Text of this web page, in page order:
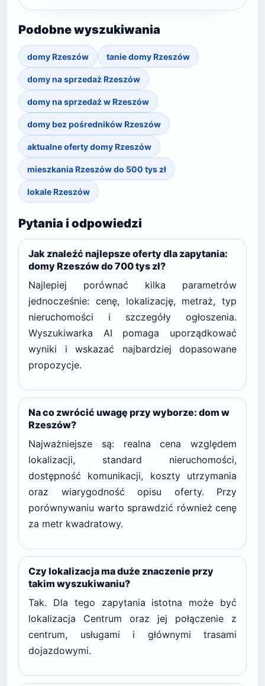
Podobne wyszukiwania
domy Rzeszów tanie domy Rzeszów
domy na sprzedaż Rzeszów
domy na sprzedaż w Rzeszów
domy bez pośredników Rzeszów
aktualne oferty domy Rzeszów
mieszkania Rzeszów do 500 tys zł
lokale Rzeszów
Pytania i odpowiedzi
Jak znaleźć najlepsze oferty dla zapytania:
domy Rzeszów do 700 tys zł?
Najlepiej porównać kilka parametrów
jednocześnie: cenę, lokalizację, metraż, typ
nieruchomości i szczegóły ogłoszenia.
Wyszukiwarka AI pomaga uporządkować
wyniki i wskazać najbardziej dopasowane
propozycje.
Na co zwrócić uwagę przy wyborze: dom w
Rzeszów?
Najważniejsze są: realna cena względem
lokalizacji, standard nieruchomości,
dostępność komunikacji, koszty utrzymania
oraz wiarygodność opisu oferty. Przy
porównywaniu warto sprawdzić również cenę
za metr kwadratowy.
Czy lokalizacja ma duże znaczenie przy
takim wyszukiwaniu?
Tak. Dla tego zapytania istotna może być
lokalizacja Centrum oraz jej połączenie z
centrum, usługami i głównymi trasami
dojazdowymi.